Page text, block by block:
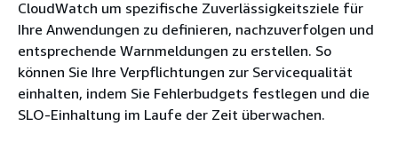
CloudWatch um spezifische Zuverlässigkeitsziele für
Ihre Anwendungen zu definieren, nachzuverfolgen und
entsprechende Warnmeldungen zu erstellen. So
können Sie Ihre Verpflichtungen zur Servicequalität
einhalten, indem Sie Fehlerbudgets festlegen und die
SLO-Einhaltung im Laufe der Zeit überwachen.